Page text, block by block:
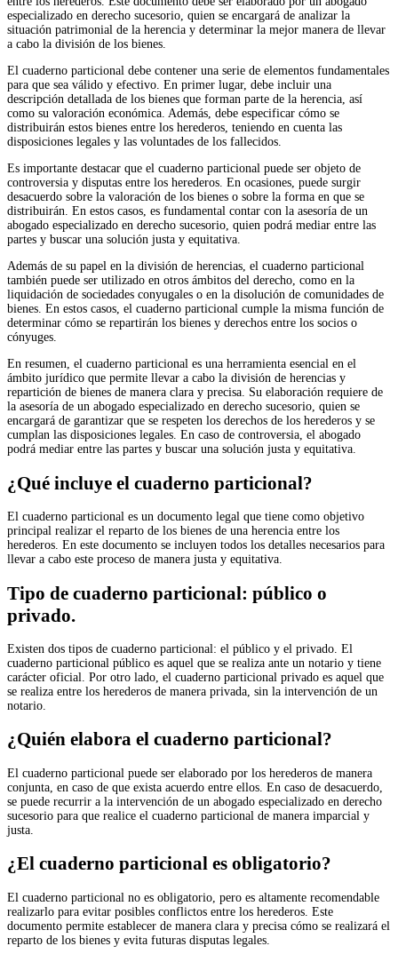
especializado en derecho sucesorio, quien se encargará de analizar la
situación patrimonial de la herencia y determinar la mejor manera de llevar
a cabo la división de los bienes.
El cuaderno particional debe contener una serie de elementos fundamentales
para que sea válido y efectivo. En primer lugar, debe incluir una
descripción detallada de los bienes que forman parte de la herencia, así
como su valoración económica. Además, debe especificar cómo se
distribuirán estos bienes entre los herederos, teniendo en cuenta las
disposiciones legales y las voluntades de los fallecidos.
Es importante destacar que el cuaderno particional puede ser objeto de
controversia y disputas entre los herederos. En ocasiones, puede surgir
desacuerdo sobre la valoración de los bienes o sobre la forma en que se
distribuirán. En estos casos, es fundamental contar con la asesoría de un
abogado especializado en derecho sucesorio, quien podrá mediar entre las
partes y buscar una solución justa y equitativa.
Además de su papel en la división de herencias, el cuaderno particional
también puede ser utilizado en otros ámbitos del derecho, como en la
liquidación de sociedades conyugales o en la disolución de comunidades de
bienes. En estos casos, el cuaderno particional cumple la misma función de
determinar cómo se repartirán los bienes y derechos entre los socios o
cónyuges.
En resumen, el cuaderno particional es una herramienta esencial en el
ámbito jurídico que permite llevar a cabo la división de herencias y
repartición de bienes de manera clara y precisa. Su elaboración requiere de
la asesoría de un abogado especializado en derecho sucesorio, quien se
encargará de garantizar que se respeten los derechos de los herederos y se
cumplan las disposiciones legales. En caso de controversia, el abogado
podrá mediar entre las partes y buscar una solución justa y equitativa.
¿Qué incluye el cuaderno particional?
El cuaderno particional es un documento legal que tiene como objetivo
principal realizar el reparto de los bienes de una herencia entre los
herederos. En este documento se incluyen todos los detalles necesarios para
llevar a cabo este proceso de manera justa y equitativa.
Tipo de cuaderno particional: público o
privado.
Existen dos tipos de cuaderno particional: el público y el privado. El
cuaderno particional público es aquel que se realiza ante un notario y tiene
carácter oficial. Por otro lado, el cuaderno particional privado es aquel que
se realiza entre los herederos de manera privada, sin la intervención de un
notario.
¿Quién elabora el cuaderno particional?
El cuaderno particional puede ser elaborado por los herederos de manera
conjunta, en caso de que exista acuerdo entre ellos. En caso de desacuerdo,
se puede recurrir a la intervención de un abogado especializado en derecho
sucesorio para que realice el cuaderno particional de manera imparcial y
justa.
¿El cuaderno particional es obligatorio?
El cuaderno particional no es obligatorio, pero es altamente recomendable
realizarlo para evitar posibles conflictos entre los herederos. Este
documento permite establecer de manera clara y precisa cómo se realizará el
reparto de los bienes y evita futuras disputas legales.